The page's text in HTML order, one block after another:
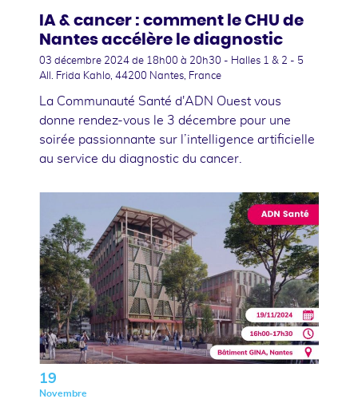
IA & cancer : comment le CHU de
Nantes accélère le diagnostic
03 décembre 2024 de 18h00 à 20h30 - Halles 1 & 2 - 5
All. Frida Kahlo, 44200 Nantes, France
La Communauté Santé d'ADN Ouest vous
donne rendez-vous le 3 décembre pour une
soirée passionnante sur l’intelligence artificielle
au service du diagnostic du cancer.
19
Novembre